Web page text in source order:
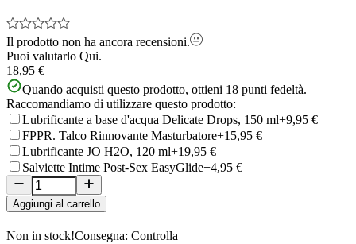
Il prodotto non ha ancora recensioni.
Puoi valutarlo Qui.
18,95 €
Quando acquisti questo prodotto, ottieni 18 punti fedeltà.
Raccomandiamo di utilizzare questo prodotto:
Lubrificante a base d'acqua Delicate Drops, 150 ml+9,95 €
FPPR. Talco Rinnovante Masturbatore+15,95 €
Lubrificante JO H2O, 120 ml+19,95 €
Salviette Intime Post-Sex EasyGlide+4,95 €
Aggiungi al carrello
Non in stock!Consegna: Controlla